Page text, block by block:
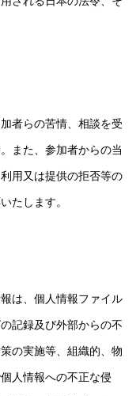
者らの苦情、相談を受
また、参加者からの当
用又は提供の拒否等の
たします。
は、個人情報ファイル
記録及び外部からの不
の実施等、組織的、物
人情報への不正な侵